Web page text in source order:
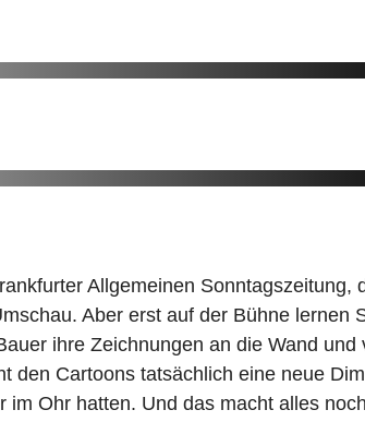
Allgemeinen Sonntagszeitung,
Aber erst auf der Bühne lernen
ihre Zeichnungen an die Wand und
den Cartoons tatsächlich eine neue
Ohr hatten. Und das macht alles